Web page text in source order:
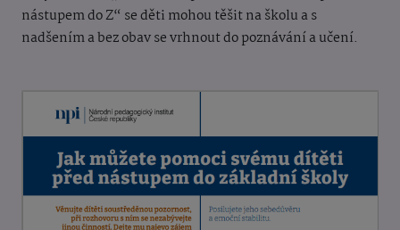
nástupem do Z“ se děti mohou těšit na školu a s
nadšením a bez obav se vrhnout do poznávání a učení.